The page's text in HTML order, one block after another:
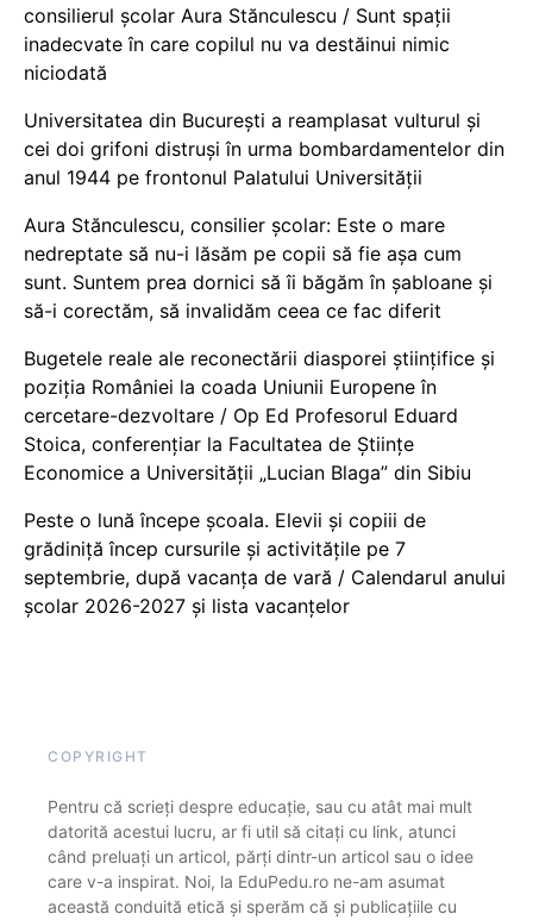
consilierul școlar Aura Stănculescu / Sunt spații
inadecvate în care copilul nu va destăinui nimic
niciodată
Universitatea din București a reamplasat vulturul și
cei doi grifoni distruși în urma bombardamentelor din
anul 1944 pe frontonul Palatului Universității
Aura Stănculescu, consilier școlar: Este o mare
nedreptate să nu-i lăsăm pe copii să fie așa cum
sunt. Suntem prea dornici să îi băgăm în șabloane și
să-i corectăm, să invalidăm ceea ce fac diferit
Bugetele reale ale reconectării diasporei științifice și
poziția României la coada Uniunii Europene în
cercetare-dezvoltare / Op Ed Profesorul Eduard
Stoica, conferențiar la Facultatea de Științe
Economice a Universității „Lucian Blaga” din Sibiu
Peste o lună începe școala. Elevii și copiii de
grădiniță încep cursurile și activitățile pe 7
septembrie, după vacanța de vară / Calendarul anului
școlar 2026-2027 și lista vacanțelor
COPYRIGHT
Pentru că scrieți despre educație, sau cu atât mai mult
datorită acestui lucru, ar fi util să citați cu link, atunci
când preluați un articol, părți dintr-un articol sau o idee
care v-a inspirat. Noi, la EduPedu.ro ne-am asumat
această conduită etică și sperăm că și publicațiile cu